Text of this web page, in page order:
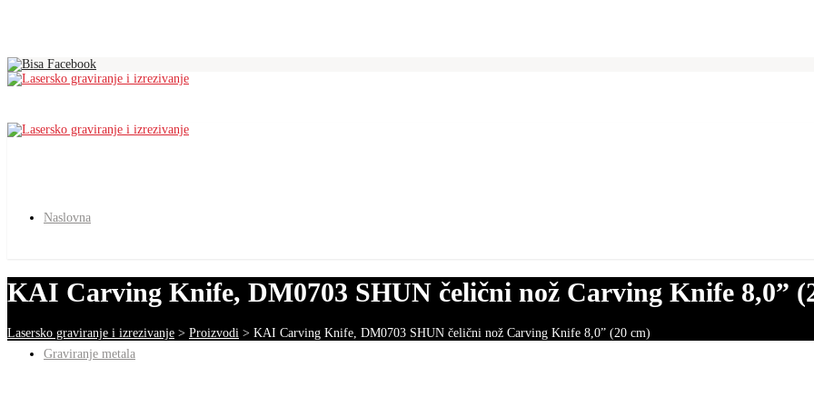
Naslovna
Graviranje metala
KAI Carving Knife, DM0703 SHUN čelični nož Carving Knife 8,0”
Lasersko graviranje i izrezivanje > Proizvodi > KAI Carving Knife, DM0703 SHUN čelični nož Carving Knife 8,0” (20 cm)